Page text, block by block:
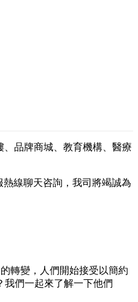
品牌商城、教育機構、醫療
熱線聊天咨詢，我司將竭誠為
轉變，人們開始接受以簡約
們一起來了解一下他們